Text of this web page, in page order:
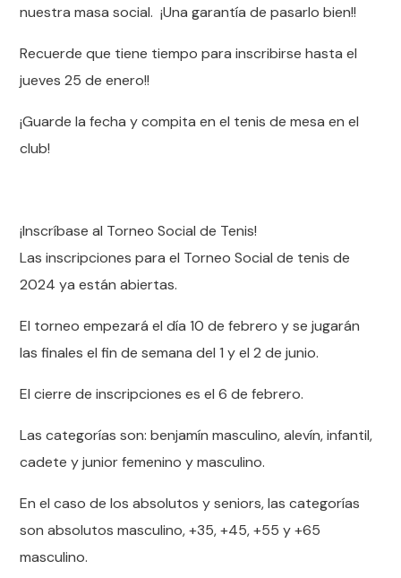
nuestra masa social. ¡Una garantía de pasarlo bien!!
Recuerde que tiene tiempo para inscribirse hasta el
jueves 25 de enero!!
¡Guarde la fecha y compita en el tenis de mesa en el
club!
¡Inscríbase al Torneo Social de Tenis!
Las inscripciones para el Torneo Social de tenis de
2024 ya están abiertas.
El torneo empezará el día 10 de febrero y se jugarán
las finales el fin de semana del 1 y el 2 de junio.
El cierre de inscripciones es el 6 de febrero.
Las categorías son: benjamín masculino, alevín, infantil,
cadete y junior femenino y masculino.
En el caso de los absolutos y seniors, las categorías
son absolutos masculino, +35, +45, +55 y +65
masculino.